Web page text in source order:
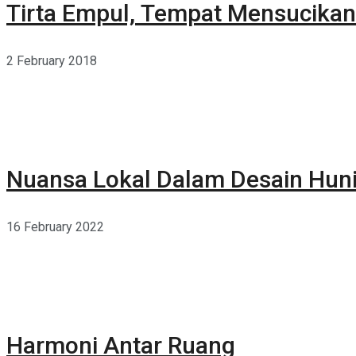
Tirta Empul, Tempat
2 February 2018
Nuansa Lokal Dalam Desain
16 February 2022
Harmoni Antar Ruang